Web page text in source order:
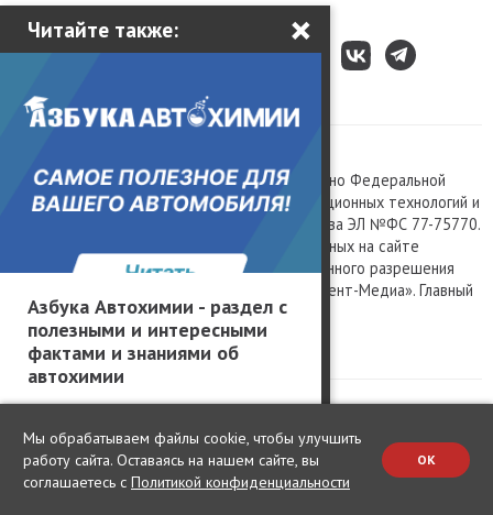
Читайте также: ×
Азбука Автохимии - раздел с
полезными и интересными
фактами и знаниями об
автохимии
Сетевое издание «Kolesa.ru», зарегистрировано Федеральной
службой по надзору в сфере связи, информационных технологий и
массовых коммуникаций, номер свидетельства ЭЛ №ФС 77-75770.
Любое использование материалов, размещенных на сайте
www.kolesa.ru, допускается только с письменного разрешения
правообладателя. Учредитель ООО «Президент-Медиа». Главный
редактор Баландин М.А. 0+
Политика конфиденциальности
Мы обрабатываем файлы cookie, чтобы улучшить
работу сайта. Оставаясь на нашем сайте, вы
соглашаетесь с Политикой конфиденциальности
OK